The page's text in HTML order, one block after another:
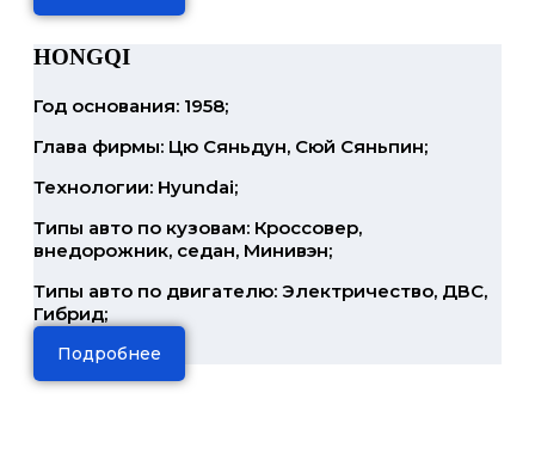
HONGQI
Год основания: 1958;
Глава фирмы: Цю Сяньдун, Сюй Сяньпин;
Технологии: Hyundai;
Типы авто по кузовам: Кроссовер,
внедорожник, седан, Минивэн;
Типы авто по двигателю: Электричество, ДВС,
Гибрид;
Подробнее